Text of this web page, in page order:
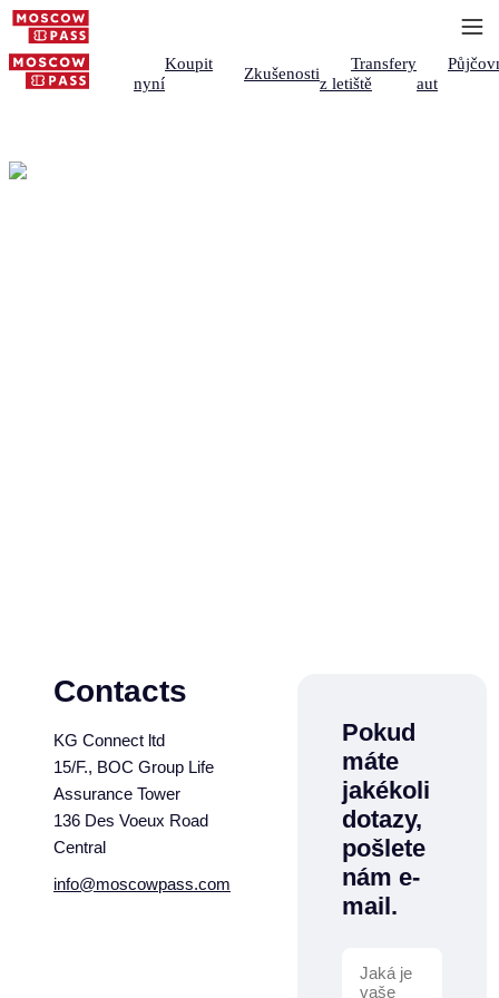
Koupit
nyní
Zkušenosti
Transfery
z letiště
aut
Contacts
KG Connect ltd
15/F., BOC Group Life
Assurance Tower
136 Des Voeux Road
Central
info@moscowpass.com
Pokud
máte
jakékoli
dotazy,
pošlete
nám e-
mail.